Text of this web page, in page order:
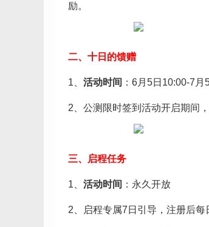
励。
二、十日的馈赠
1、 活动时间 ：6月5日10:00-7月
2、公测限时签到活动开启期间
三、启程任务
1、 活动时间 ：永久开放
2、启程专属7日引导，注册后每